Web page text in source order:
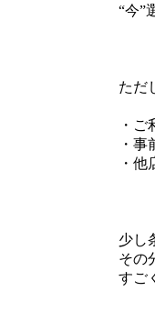
“今”
た
・
・
・
少し
その
すご